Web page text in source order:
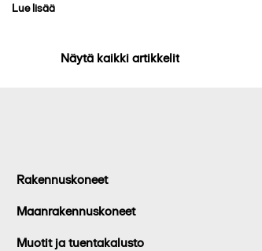
Lue lisää
Näytä kaikki artikkelit
Rakennuskoneet
Maanrakennuskoneet
Muotit ja tuentakalusto